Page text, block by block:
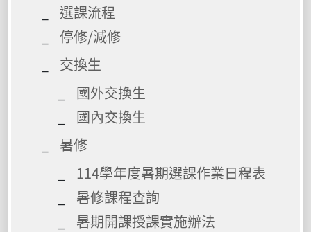
選課流程
停修/減修
交換生
國外交換生
國內交換生
暑修
114學年度暑期選課作業日程表
暑修課程查詢
暑期開課授課實施辦法